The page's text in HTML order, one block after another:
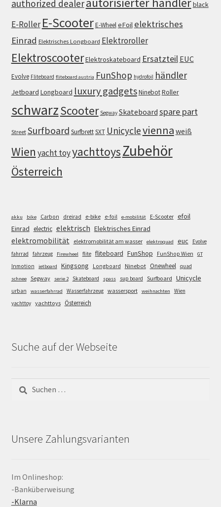
authorized dealer black
E-Roller E-ScooterE-WheeleFoil elektrisches
Einrad Elektrisches Longboard Elektroroller
ElektroscooterElektroskateboard Ersatzteil EUC
Evolve Fliteboard fliteboard austria FunShop hydrofoil händler
Jetboard Longboard luxury gadgetsNinebotRoller
schwarzScooter Segway Skateboard spare part
Street Surfboard SurfbrettSXT Unicyclevienna weiß
Wien yacht toyyachttoysZubehör
Österreich
akku bike Carbon dreirad e-bike e-foil e-mobilität E-Scooter efoil
Einrad electric elektrisch Elektrisches Einrad
elektromobilität elektromobilität am wasser elektroquad euc
Evolve
fahrrad
fahrzeug Firewheel flite fliteboard FunShop FunShop Wien GT
Inmotion jetboard Kingsong Longboard Ninebot Onewheel quad
schnee Segway serie 2 Skateboard spass sup board Surfboard Unicycle
urban wasserfahrrad Wasserfahrzeug wassersport weihnachten
Wien
yachttoy yachttoys Österreich
Suche auf der Webseite
Suchen
nach:
Unsere Zahlungsvarianten
Im Onlineshop:
-Banküberweisung
-Klarna